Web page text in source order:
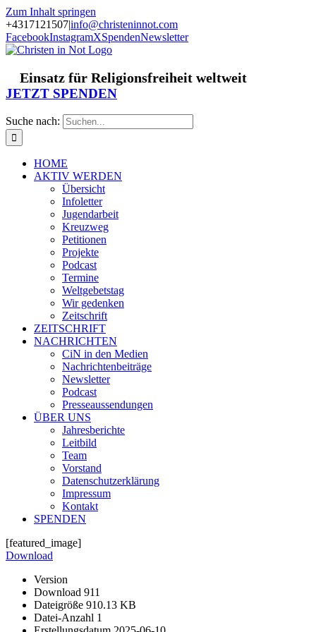
Zum Inhalt springen
+4317121507|info@christeninnot.com
FacebookInstagramXSpendenNewsletter
Einsatz für Religionsfreiheit weltweit
JETZT SPENDEN
Suche nach:
HOME
AKTIV WERDEN
Übersicht
Infoletter
Jugendarbeit
Kreuzweg
Petitionen
Projekte
Podcast
Termine
Weltgebetstag
Wir gedenken
Zeitschrift
ZEITSCHRIFT
NACHRICHTEN
CiN in den Medien
Nachrichtenbeiträge
Newsletter
Podcast
Presseaussendungen
ÜBER UNS
Jahresberichte
Leitbild
Team
Vorstand
Datenschutzerklärung
Impressum
Kontakt
SPENDEN
[featured_image]
Download
Version
Download 911
Dateigröße 910.13 KB
Datei-Anzahl 1